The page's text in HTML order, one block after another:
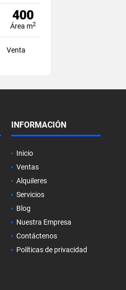
400
Área m2
Venta
INFORMACIÓN
Inicio
Ventas
Alquileres
Servicios
Blog
Nuestra Empresa
Contáctenos
Políticas de privacidad